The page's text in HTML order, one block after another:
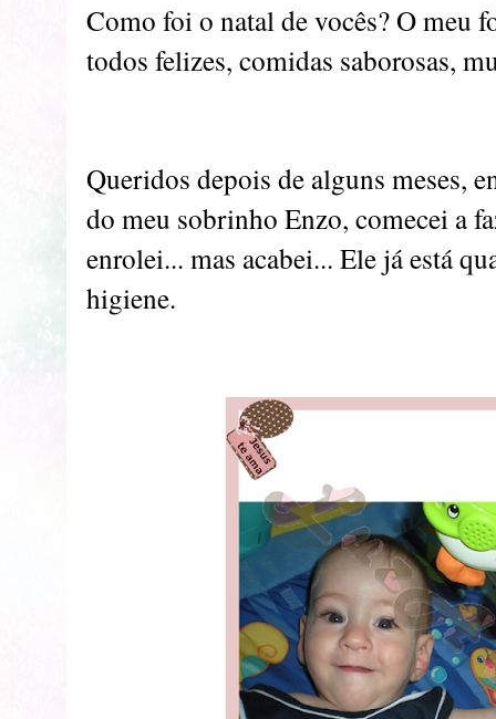
Como foi o natal de vocês? O meu
todos felizes, comidas saborosas,
Queridos depois de alguns meses,
do meu sobrinho Enzo, comecei a
enrolei... mas acabei... Ele já está
higiene.